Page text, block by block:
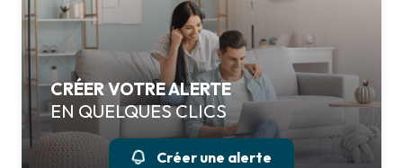
CRÉER VOTRE ALERTE
EN QUELQUES CLICS
Créer une alerte